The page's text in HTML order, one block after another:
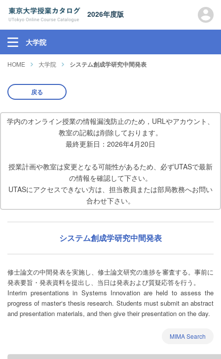
2026年度版
大学院
HOME 大学院 システム創成学研究中間発表
戻る
学内のオンライン授業の情報漏洩防止のため，URLやアカウント、
教室の記載は削除しております。
最終更新日：2026年4月20日
授業計画や教室は変更となる可能性があるため、必ずUTASで最新
の情報を確認して下さい。
UTASにアクセスできない方は、担当教員または部局教務へお問い
合わせ下さい。
システム創成学研究中間発表
修士論文の中間発表を実施し、修士論文研究の進捗を審査する。事前に
発表要旨・発表資料を提出し、当日は発表および質疑応答を行う。
Interim presentations in Systems Innovation are held to assess the
progress of master‘s thesis research. Students must submit an abstract
and presentation materials, and then give their presentation on the day.
MIMA Search